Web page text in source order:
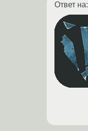
Ответ на: